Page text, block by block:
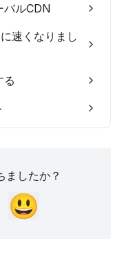
バルCDN
速くなりまし
る
ましたか？
😃